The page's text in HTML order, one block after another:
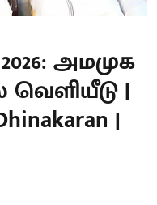
அமமுக
வெளியீடு |
|